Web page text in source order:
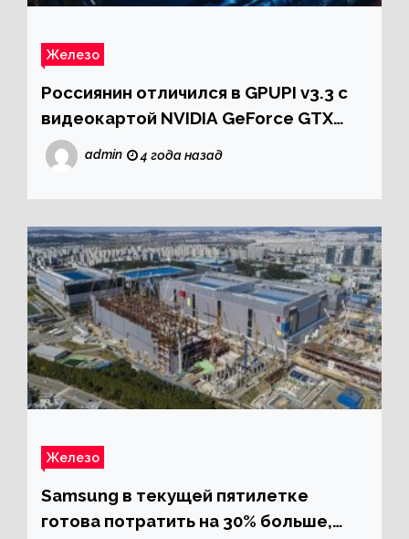
Железо
Россиянин отличился в GPUPI v3.3 с
видеокартой NVIDIA GeForce GTX
1050
admin 4 года назад
Железо
Samsung в текущей пятилетке
готова потратить на 30% больше,